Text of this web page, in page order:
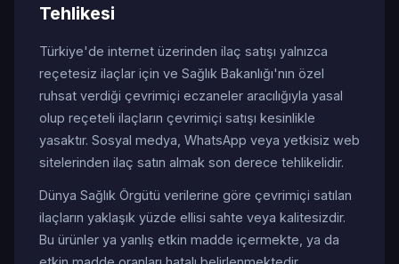
Tehlikesi
Türkiye'de internet üzerinden ilaç satışı yalnızca
reçetesiz ilaçlar için ve Sağlık Bakanlığı'nın özel
ruhsat verdiği çevrimiçi eczaneler aracılığıyla yasal
olup reçeteli ilaçların çevrimiçi satışı kesinlikle
yasaktır. Sosyal medya, WhatsApp veya yetkisiz web
sitelerinden ilaç satın almak son derece tehlikelidir.
Dünya Sağlık Örgütü verilerine göre çevrimiçi satılan
ilaçların yaklaşık yüzde ellisi sahte veya kalitesizdir.
Bu ürünler ya yanlış etkin madde içermekte, ya da